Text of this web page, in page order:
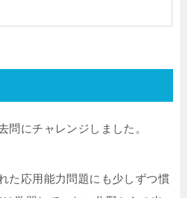
問にチャレンジしました。
た応用能力問題にも少しずつ慣